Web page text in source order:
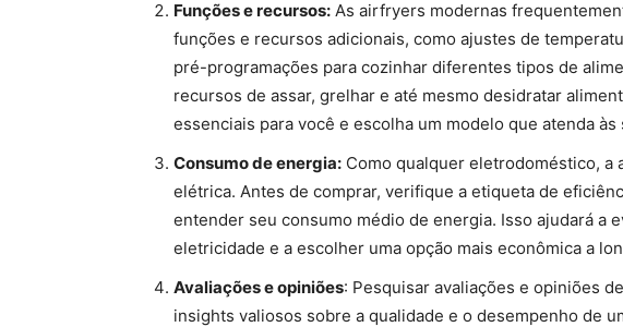
Funções e recursos: As airfryers modernas
funções e recursos adicionais, como ajustes de
pré-programações para cozinhar diferentes tipos de
recursos de assar, grelhar e até mesmo desidratar
essenciais para você e escolha um modelo que atenda
Consumo de energia: Como qualquer eletrodoméstico,
elétrica. Antes de comprar, verifique a etiqueta de
entender seu consumo médio de energia. Isso ajudará a
eletricidade e a escolher uma opção mais econômica a
Avaliações e opiniões: Pesquisar avaliações e opiniões
insights valiosos sobre a qualidade e o desempenho de